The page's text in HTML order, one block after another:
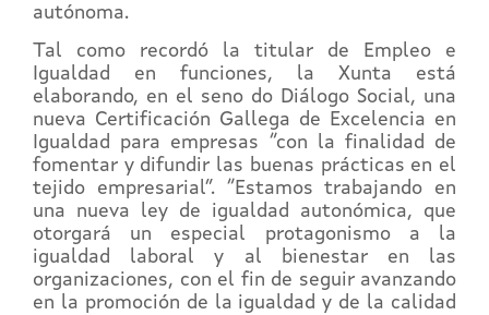
autónoma.
Tal como recordó la titular de Empleo e
Igualdad en funciones, la Xunta está
elaborando, en el seno do Diálogo Social, una
nueva Certificación Gallega de Excelencia en
Igualdad para empresas “con la finalidad de
fomentar y difundir las buenas prácticas en el
tejido empresarial”. “Estamos trabajando en
una nueva ley de igualdad autonómica, que
otorgará un especial protagonismo a la
igualdad laboral y al bienestar en las
organizaciones, con el fin de seguir avanzando
en la promoción de la igualdad y de la calidad